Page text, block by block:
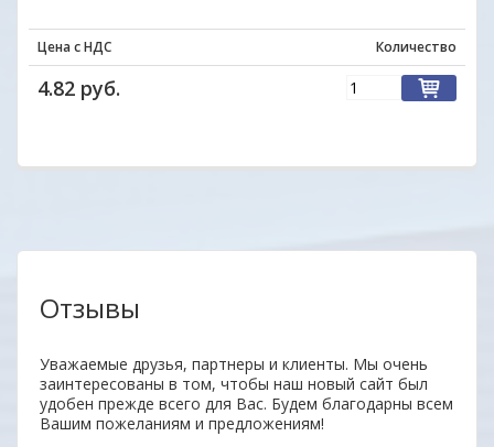
Цена с НДС Количество
4.82 руб.
Отзывы
Уважаемые друзья, партнеры и клиенты. Мы очень
заинтересованы в том, чтобы наш новый сайт был
удобен прежде всего для Вас. Будем благодарны всем
Вашим пожеланиям и предложениям!